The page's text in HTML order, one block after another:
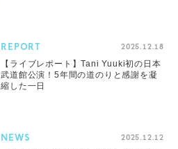
REPORT 2025.12.18
【ライブレポート】Tani Yuuki初の日本
武道館公演！5年間の道のりと感謝を凝
縮した一日
NEWS 2025.12.12